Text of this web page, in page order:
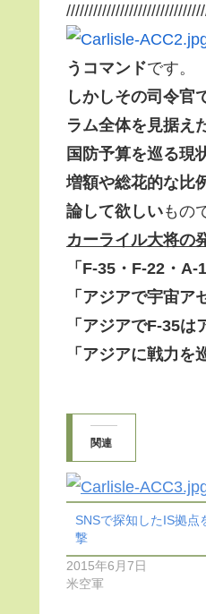
うコマンドです。
しかしその司令官
ラム全体を見据え
国防予算を巡る現
増額や総花的な比
論して欲しいもの
カーライル大将の
「F-35・F-22・
「アジアで宇宙
「アジアでF-35
「アジアに戦力
関連
SNSで探知したIS拠点
撃
2015年6月7日
米空軍